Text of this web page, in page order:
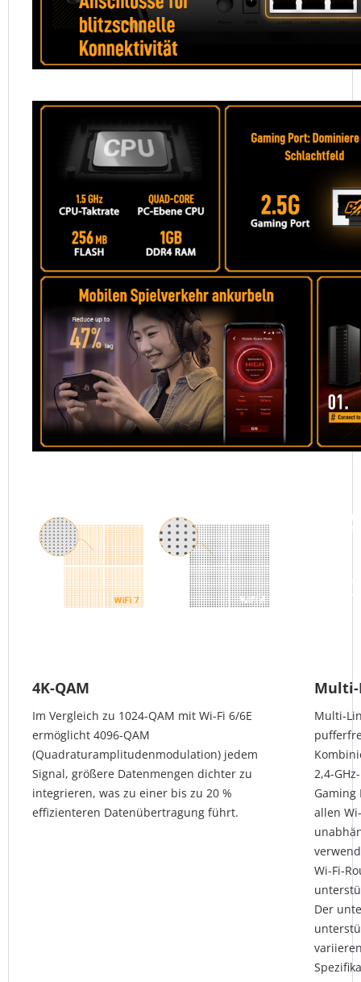
4K-QAM
Im Vergleich zu 1024-QAM mit Wi-Fi 6/6E
ermöglicht 4096-QAM
(Quadraturamplitudenmodulation) jedem
Signal, größere Datenmengen dichter zu
integrieren, was zu einer bis zu 20 %
effizienteren Datenübertragung führt.
Multi-
Multi-
2,4-
Gaming
allen
Wi-Fi-
Der